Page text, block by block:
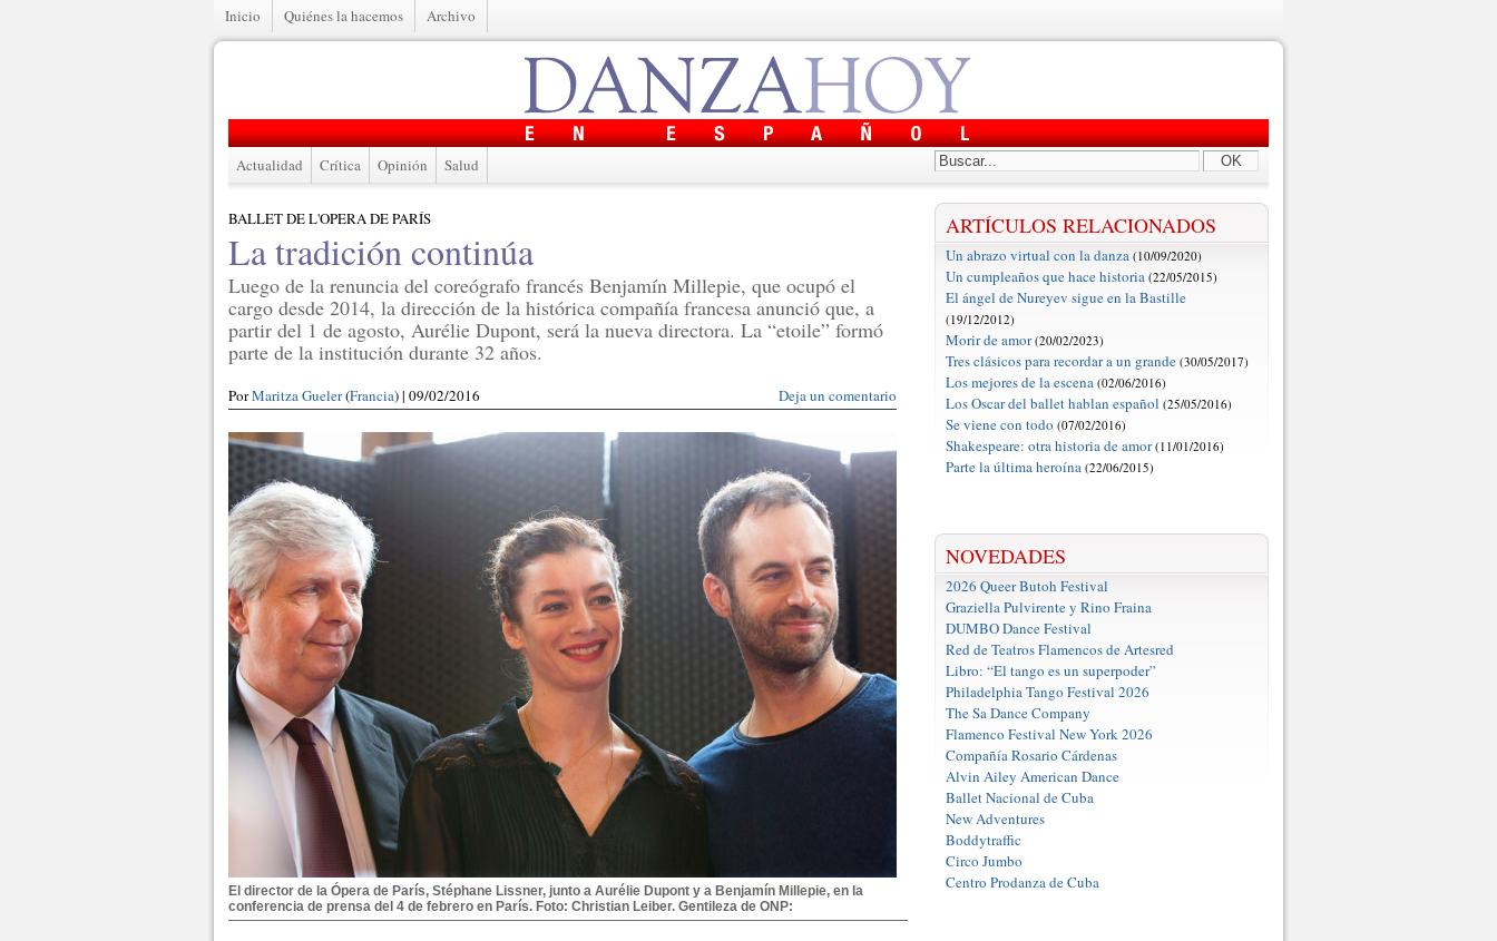
Inicio Quiénes la hacemos Archivo
OK
Actualidad Crítica Opinión Salud
BALLET DE L'OPERA DE PARÍS
La tradición continúa
Luego de la renuncia del coreógrafo francés Benjamín Millepie, que ocupó el
cargo desde 2014, la dirección de la histórica compañía francesa anunció que, a
partir del 1 de agosto, Aurélie Dupont, será la nueva directora. La “etoile” formó
parte de la institución durante 32 años.
Deja un comentario
PorMaritza Gueler(Francia) | 09/02/2016
El director de la Ópera de París, Stéphane Lissner, junto a Aurélie Dupont y a Benjamín Millepie, en la
conferencia de prensa del 4 de febrero en París. Foto: Christian Leiber. Gentileza de ONP:
ARTÍCULOS RELACIONADOS
Un abrazo virtual con la danza (10/09/2020)
Un cumpleaños que hace historia (22/05/2015)
El ángel de Nureyev sigue en la Bastille
(19/12/2012)
Morir de amor(20/02/2023)
Tres clásicos para recordar a un grande (30/05/2017)
Los mejores de la escena (02/06/2016)
Los Oscar del ballet hablan español (25/05/2016)
Se viene con todo (07/02/2016)
Shakespeare: otra historia de amor(11/01/2016)
Parte la última heroína (22/06/2015)
NOVEDADES
2026 Queer Butoh Festival
Graziella Pulvirente y Rino Fraina
DUMBO Dance Festival
Red de Teatros Flamencos de Artesred
Libro: “El tango es un superpoder”
Philadelphia Tango Festival 2026
The Sa Dance Company
Flamenco Festival New York 2026
Compañía Rosario Cárdenas
Alvin Ailey American Dance
Ballet Nacional de Cuba
New Adventures
Boddytraffic
Circo Jumbo
Centro Prodanza de Cuba